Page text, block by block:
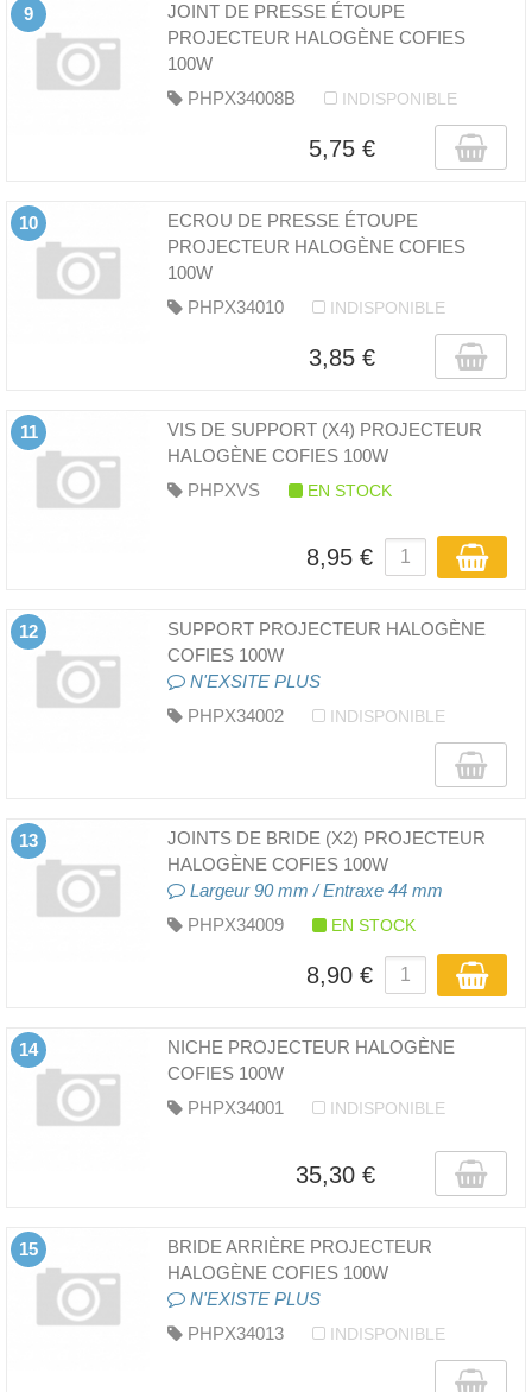
9
JOINT DE PRESSE ÉTOUPE
PROJECTEUR HALOGÈNE COFIES
100W
PHPX34008B
INDISPONIBLE
5,75 €
10
ECROU DE PRESSE ÉTOUPE
PROJECTEUR HALOGÈNE COFIES
100W
PHPX34010
INDISPONIBLE
3,85 €
11
VIS DE SUPPORT (X4) PROJECTEUR
HALOGÈNE COFIES 100W
PHPXVS
EN STOCK
8,95 €
12
SUPPORT PROJECTEUR HALOGÈNE
COFIES 100W
N'EXSITE PLUS
PHPX34002
INDISPONIBLE
13
JOINTS DE BRIDE (X2) PROJECTEUR
HALOGÈNE COFIES 100W
Largeur 90 mm / Entraxe 44 mm
PHPX34009
EN STOCK
8,90 €
14
NICHE PROJECTEUR HALOGÈNE
COFIES 100W
PHPX34001
INDISPONIBLE
35,30 €
15
BRIDE ARRIÈRE PROJECTEUR
HALOGÈNE COFIES 100W
N'EXISTE PLUS
PHPX34013
INDISPONIBLE